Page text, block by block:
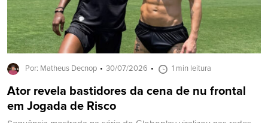
Por: Matheus Decnop 30/07/2026 1 min leitura
Ator revela bastidores da cena de nu frontal
em Jogada de Risco